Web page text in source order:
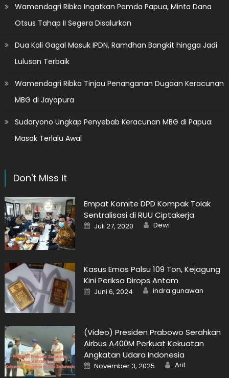
Wamendagri Ribka Ingatkan Pemda Papua, Minta Dana
Otsus Tahap II Segera Disalurkan
Dua Kali Gagal Masuk IPDN, Ramdhan Bangkit hingga Jadi
Lulusan Terbaik
Wamendagri Ribka Tinjau Penanganan Dugaan Keracunan
MBG di Jayapura
Sudaryono Ungkap Penyebab Keracunan MBG di Papua:
Masak Terlalu Awal
Don't Miss it
Empat Komite DPD Kompak Tolak
Sentralisasi di RUU Ciptakerja
Posted
on
Juli 27, 2020 Author
Dewi
Kasus Emas Palsu 109 Ton, Kejagung
Kini Periksa Dirops Antam
Posted
on
Juni 6, 2024 Author
indra gunawan
(Video) Presiden Prabowo Serahkan
Airbus A400M Perkuat Kekuatan
Angkatan Udara Indonesia
Posted
on
November 3, 2025 Author
Arif